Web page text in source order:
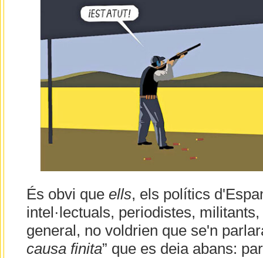
És obvi que ells, els polítics
intel·lectuals, periodistes,
general, no voldrien que se'n
causa finita” que es deia abans: